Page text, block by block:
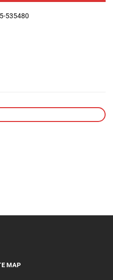
535480
MAP